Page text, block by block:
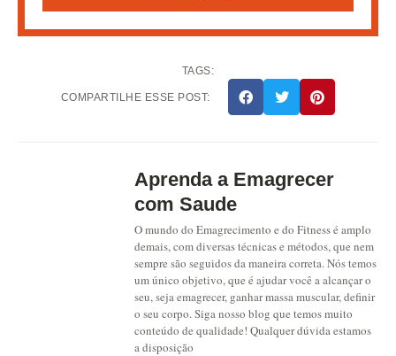
TAGS:
COMPARTILHE ESSE POST:
Aprenda a Emagrecer
com Saude
O mundo do Emagrecimento e do Fitness é amplo
demais, com diversas técnicas e métodos, que nem
sempre são seguidos da maneira correta. Nós temos
um único objetivo, que é ajudar você a alcançar o
seu, seja emagrecer, ganhar massa muscular, definir
o seu corpo. Siga nosso blog que temos muito
conteúdo de qualidade! Qualquer dúvida estamos
a disposição